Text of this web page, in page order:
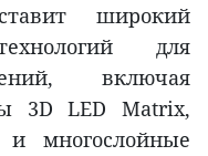
широкий
для
включая
3D LED Matrix,
многослойные